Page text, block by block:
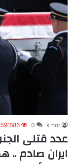
k hor
0
عدد قتلى
ايران صادم ..